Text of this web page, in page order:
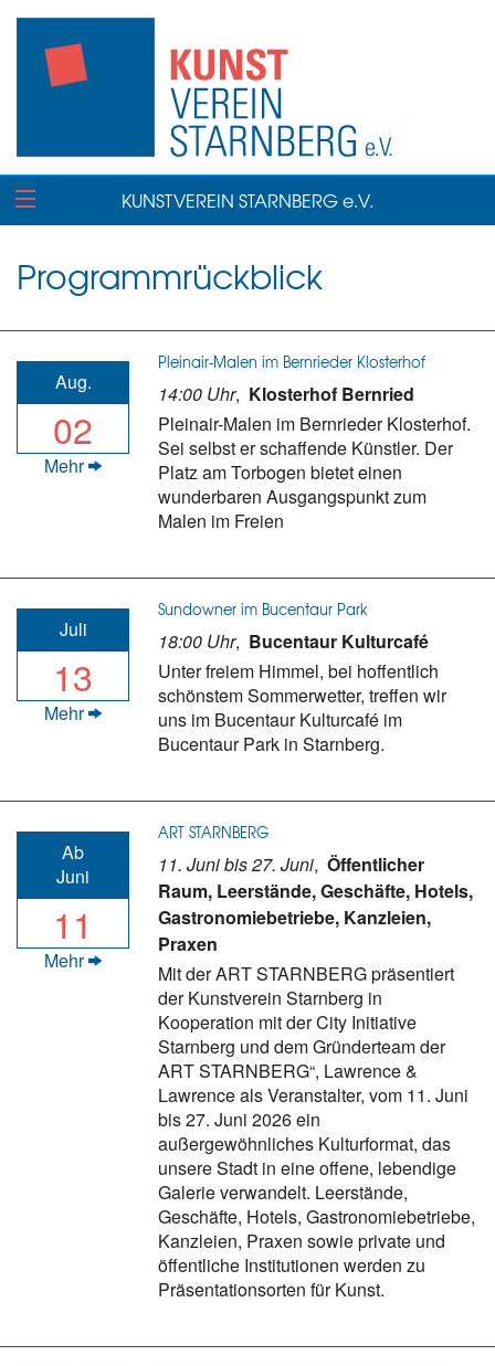
KUNSTVEREIN STARNBERG e.V.
Programmrückblick
Aug.
02
Mehr
Pleinair-Malen im Bernrieder Klosterhof
14:00 Uhr, Klosterhof Bernried
Pleinair-Malen im Bernrieder Klosterhof.
Sei selbst er schaffende Künstler. Der
Platz am Torbogen bietet einen
wunderbaren Ausgangspunkt zum
Malen im Freien
Juli
13
Mehr
Sundowner im Bucentaur Park
18:00 Uhr, Bucentaur Kulturcafé
Unter freiem Himmel, bei hoffentlich
schönstem Sommerwetter, treffen wir
uns im Bucentaur Kulturcafé im
Bucentaur Park in Starnberg.
Ab
Juni
11
Mehr
ART STARNBERG
11. Juni bis 27. Juni, Öffentlicher
Raum, Leerstände, Geschäfte, Hotels,
Gastronomiebetriebe, Kanzleien,
Praxen
Mit der ART STARNBERG präsentiert
der Kunstverein Starnberg in
Kooperation mit der City Initiative
Starnberg und dem Gründerteam der
ART STARNBERG“, Lawrence &
Lawrence als Veranstalter, vom 11. Juni
bis 27. Juni 2026 ein
außergewöhnliches Kulturformat, das
unsere Stadt in eine offene, lebendige
Galerie verwandelt. Leerstände,
Geschäfte, Hotels, Gastronomiebetriebe,
Kanzleien, Praxen sowie private und
öffentliche Institutionen werden zu
Präsentationsorten für Kunst.